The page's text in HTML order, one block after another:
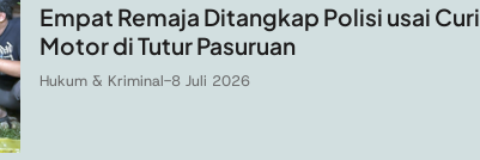
Empat Remaja Ditangkap Polisi usai Curi
Motor di Tutur Pasuruan
Hukum & Kriminal-8 Juli 2026